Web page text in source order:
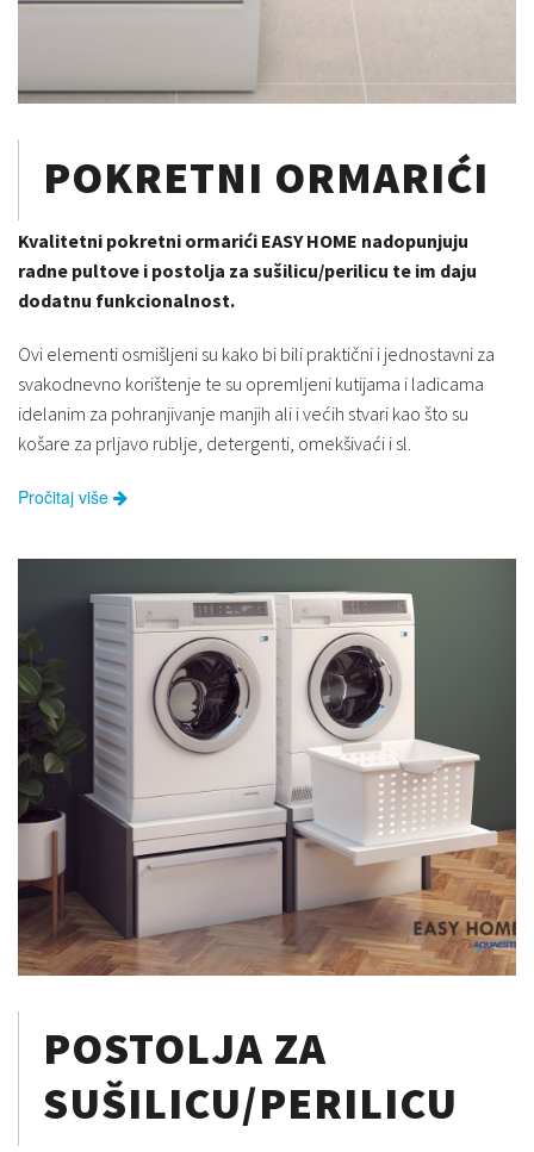
POKRETNI ORMARIĆI
Kvalitetni pokretni ormarići EASY HOME nadopunjuju
radne pultove i postolja za sušilicu/perilicu te im daju
dodatnu funkcionalnost.
Ovi elementi osmišljeni su kako bi bili praktični i jednostavni za
svakodnevno korištenje te su opremljeni kutijama i ladicama
idelanim za pohranjivanje manjih ali i većih stvari kao što su
košare za prljavo rublje, detergenti, omekšivaći i sl.
Pročitaj više
POSTOLJA ZA
SUŠILICU/PERILICU